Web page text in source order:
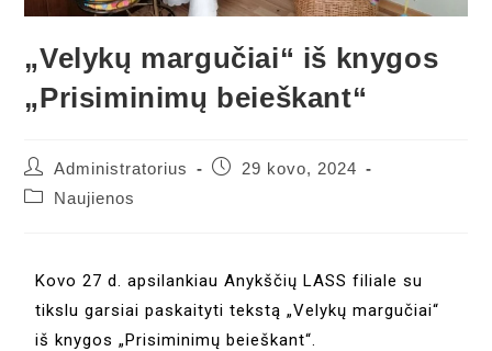
„Velykų margučiai“ iš knygos
„Prisiminimų beieškant“
Administratorius
29 kovo, 2024
Naujienos
Kovo 27 d. apsilankiau Anykščių LASS filiale su
tikslu garsiai paskaityti tekstą „Velykų margučiai“
iš knygos „Prisiminimų beieškant“.